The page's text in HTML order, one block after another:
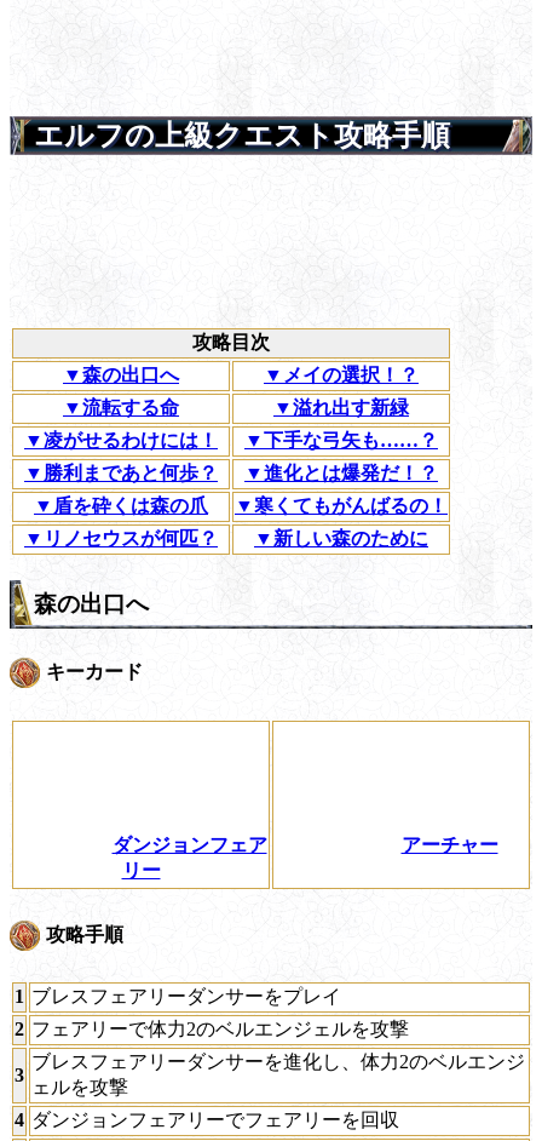
エルフの上級クエスト攻略手順
攻略目次
▼森の出口へ
▼メイの選択！？
▼流転する命
▼溢れ出す新緑
▼凌がせるわけには！
▼下手な弓矢も……？
▼勝利まであと何歩？
▼進化とは爆発だ！？
▼盾を砕くは森の爪
▼寒くてもがんばるの！
▼リノセウスが何匹？
▼新しい森のために
森の出口へ
キーカード
ダンジョンフェア
リー
アーチャー
攻略手順
1 ブレスフェアリーダンサーをプレイ
2 フェアリーで体力2のベルエンジェルを攻撃
3
ブレスフェアリーダンサーを進化し、体力2のベルエンジ
ェルを攻撃
4 ダンジョンフェアリーでフェアリーを回収